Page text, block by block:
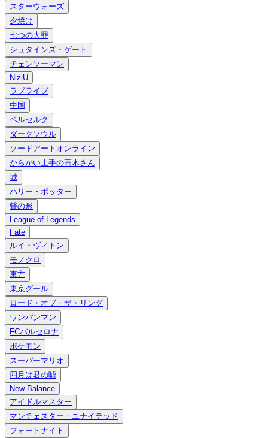
スターウォーズ
夕焼け
七つの大罪
シュタインズ・ゲート
チェンソーマン
NiziU
ラブライブ
中国
ベルセルク
ダークソウル
ソードアートオンライン
からかい上手の高木さん
城
ハリー・ポッター
聲の形
League of Legends
Fate
ルイ・ヴィトン
モノクロ
東方
東京グール
ロード・オブ・ザ・リング
ワンパンマン
FCバルセロナ
ポケモン
スーパーマリオ
四月は君の嘘
New Balance
アイドルマスター
マンチェスター・ユナイテッド
フォートナイト